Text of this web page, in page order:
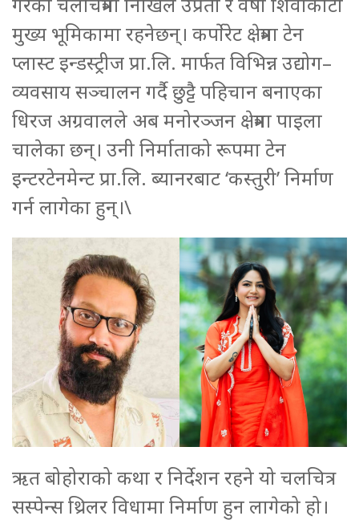
मुख्य भूमिकामा रहनेछन्। कर्पोरेट क्षेत्रमा टेन
प्लास्ट इन्डस्ट्रीज प्रा.लि. मार्फत विभिन्न उद्योग–
व्यवसाय सञ्चालन गर्दै छुट्टै पहिचान बनाएका
धिरज अग्रवालले अब मनोरञ्जन क्षेत्रमा पाइला
चालेका छन्। उनी निर्माताको रूपमा टेन
इन्टरटेनमेन्ट प्रा.लि. ब्यानरबाट ‘कस्तुरी’ निर्माण
गर्न लागेका हुन्।\
ऋत बोहोराको कथा र निर्देशन रहने यो चलचित्र
सस्पेन्स थ्रिलर विधामा निर्माण हुन लागेको हो।